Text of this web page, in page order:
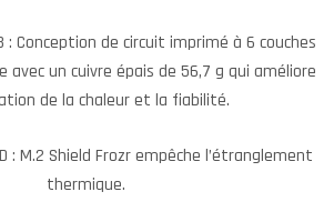
: Conception de circuit imprimé à 6 couches
avec un cuivre épais de 56,7 g qui améliore
de la chaleur et la fiabilité.
: M.2 Shield Frozr empêche l’étranglement
thermique.